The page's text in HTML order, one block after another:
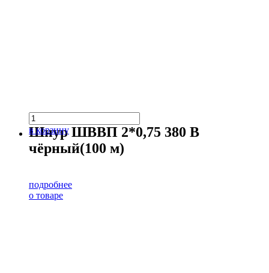
в корзину
Шнур ШВВП 2*0,75 380 В
чёрный(100 м)
подробнее
о товаре